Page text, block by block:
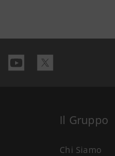
Il Gruppo
Chi Siamo